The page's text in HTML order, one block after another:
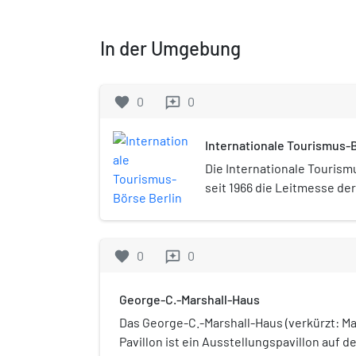
In der Umgebung
favorite 0 reviews 0
Internationale Tourismus-
Die Internationale
seit 1966 die Leitmesse
Reiseveranstalter,
Berlin ExpoCenter City
Messe Berlin GmbH
fand im März 2019 statt,
favorite 0 reviews 0
George-C.-Marshall-Haus
Das George-C.-Marshall-Haus (verkürzt:
Pavillon ist ein Ausstellungspavillon auf